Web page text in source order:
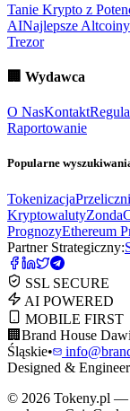
Tanie Krypto z
AINajlepsze Altcoiny
Trezor
🏢 Wydawca
O NasKontakt
Raportowanie
Popularne
Tokenizacja
Kryptowaluty
PrognozyEthereum
Partner Strategiczny:
SSL SECURE
AI POWERED
MOBILE FIRST
🏢 Brand House
Śląskie•
Designed &
© 2026 Tokeny.pl —